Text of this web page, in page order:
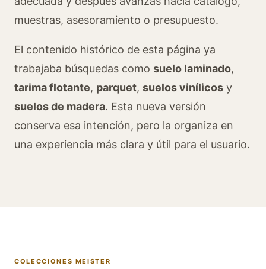
muestras, asesoramiento o presupuesto.
El contenido histórico de esta página ya
trabajaba búsquedas como suelo laminado,
tarima flotante, parquet, suelos vinílicos y
suelos de madera. Esta nueva versión
conserva esa intención, pero la organiza en
una experiencia más clara y útil para el usuario.
COLECCIONES MEISTER